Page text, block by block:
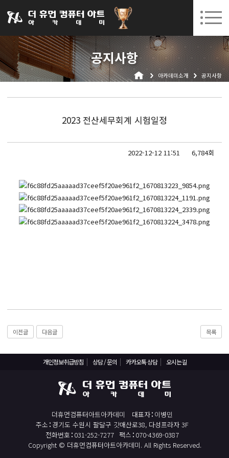
031-252-7277 수원캠퍼스 개강 08. 12.(수)
회원가입 고객센터
공지사항
아카데미소개 공지사항
2023 전산세무회계 시험일정
2022-12-12 11:51 6,784회
이전글 다음글 목록
개인정보취급방침 상담 / 문의 카카오톡 상담 오시는길
더휴먼컴퓨터아트아카데미 대표자 이병민
주소 경기도 수원시 팔달구 갓매산로38, 다성프라자 3F
전화번호 031-252-7277 팩스 070-4369-0387
Copyright © 더휴먼컴퓨터아트아카데미. All Rights Reserved.
아카데미소개
인사말
시설안내
실업자
BIM 건축설계 및 실내건축설계(캐드(CAD),맥스(MAX),레빗(REVIT))실무자 양성과정
전산세무회계 자격취득과정[전산회계1급/전산세무2급/FAT1급/TAT2급]
컴퓨터활용능력2급(필기+실기) 및 ITQ자격증 취득(한글,엑셀,파워포인트)
직업상담사 2급 (필기+실기) 자격증 취득과정
포토샵 자격증 취득과정(GTQ1급)
일러스트 자격증 취득과정(GTQi 1급)
전산회계 1급 / FAT 1급 자격증 취득과정
전산세무 2급 / TAT 2급 자격증 취득과정